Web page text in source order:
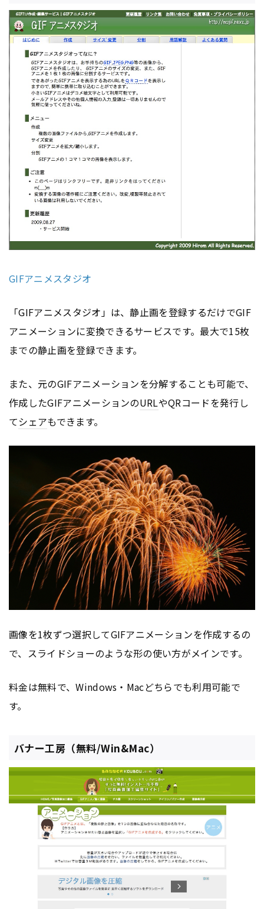
GIFアニメスタジオ
「GIFアニメスタジオ」は、静止画を登録するだけでGIF
アニメーションに変換できるサービスです。最大で15枚
までの静止画を登録できます。
また、元のGIFアニメーションを分解することも可能で、
作成したGIFアニメーションのURLやQRコードを発行し
てシェアもできます。
画像を1枚ずつ選択してGIFアニメーションを作成するの
で、スライドショーのような形の使い方がメインです。
料金は無料で、Windows・Macどちらでも利用可能で
す。
バナー工房（無料/Win&Mac）